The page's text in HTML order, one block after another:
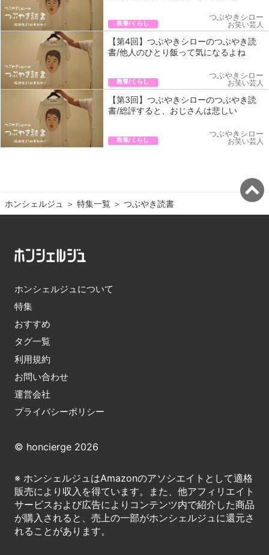
教養/くらし
つぶやきシロー
お笑い芸人
【第4回】つぶやきシローのつぶやき読
書/他人のひとり飯って気になるよね
教養/くらし
つぶやきシロー
お笑い芸人
【第3回】つぶやきシローのつぶやき読
書/総評すると、おじさんは悲しい
教養/くらし
つぶやきシロー
お笑い芸人
ホンシェルジュ ＞ 特集一覧 ＞ つぶやき読書
ホンシェルジュについて
特集
おすすめ
タグ一覧
利用規約
お問い合わせ
運営会社
プライバシーポリシー
© honcierge 2026
※ ホンシェルジュはAmazonのアソシエイトとして適格
販売により収入を得ています。また、他アフィリエイト
サービスおよび広告によりコンテンツ内で紹介した商品
が購入されると、売上の一部がホンシェルジュに還元さ
れることがあります。